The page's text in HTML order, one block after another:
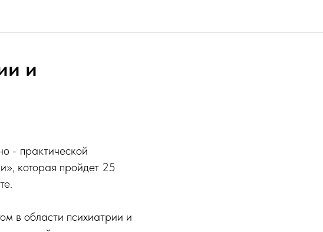
и
- практической
которая пройдет 25
в области психиатрии и